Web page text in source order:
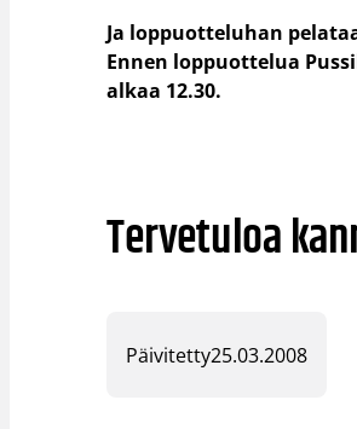
Ja loppuotteluhan
Ennen loppuottelua
alkaa 12.30.
Tervetuloa
Päivitetty25.03.2008